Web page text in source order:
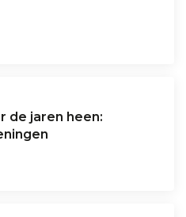
de jaren heen: